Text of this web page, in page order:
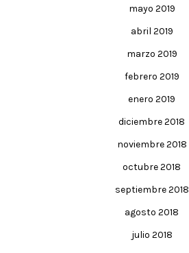
mayo 2019
abril 2019
marzo 2019
febrero 2019
enero 2019
diciembre 2018
noviembre 2018
octubre 2018
septiembre 2018
agosto 2018
julio 2018